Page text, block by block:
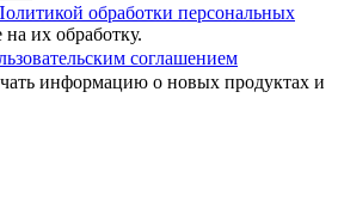
обработки персональных
их обработку.
соглашением
информацию о новых продуктах и